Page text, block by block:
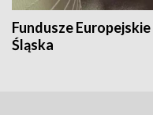
Fundusze
Śląska